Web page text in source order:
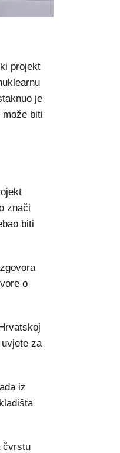
projekt
je
biti
znači
biti
o
za
iz
čvrstu